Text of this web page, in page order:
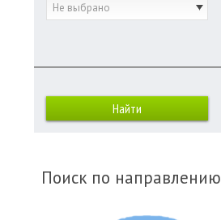
Не выбрано
Поиск по направлению